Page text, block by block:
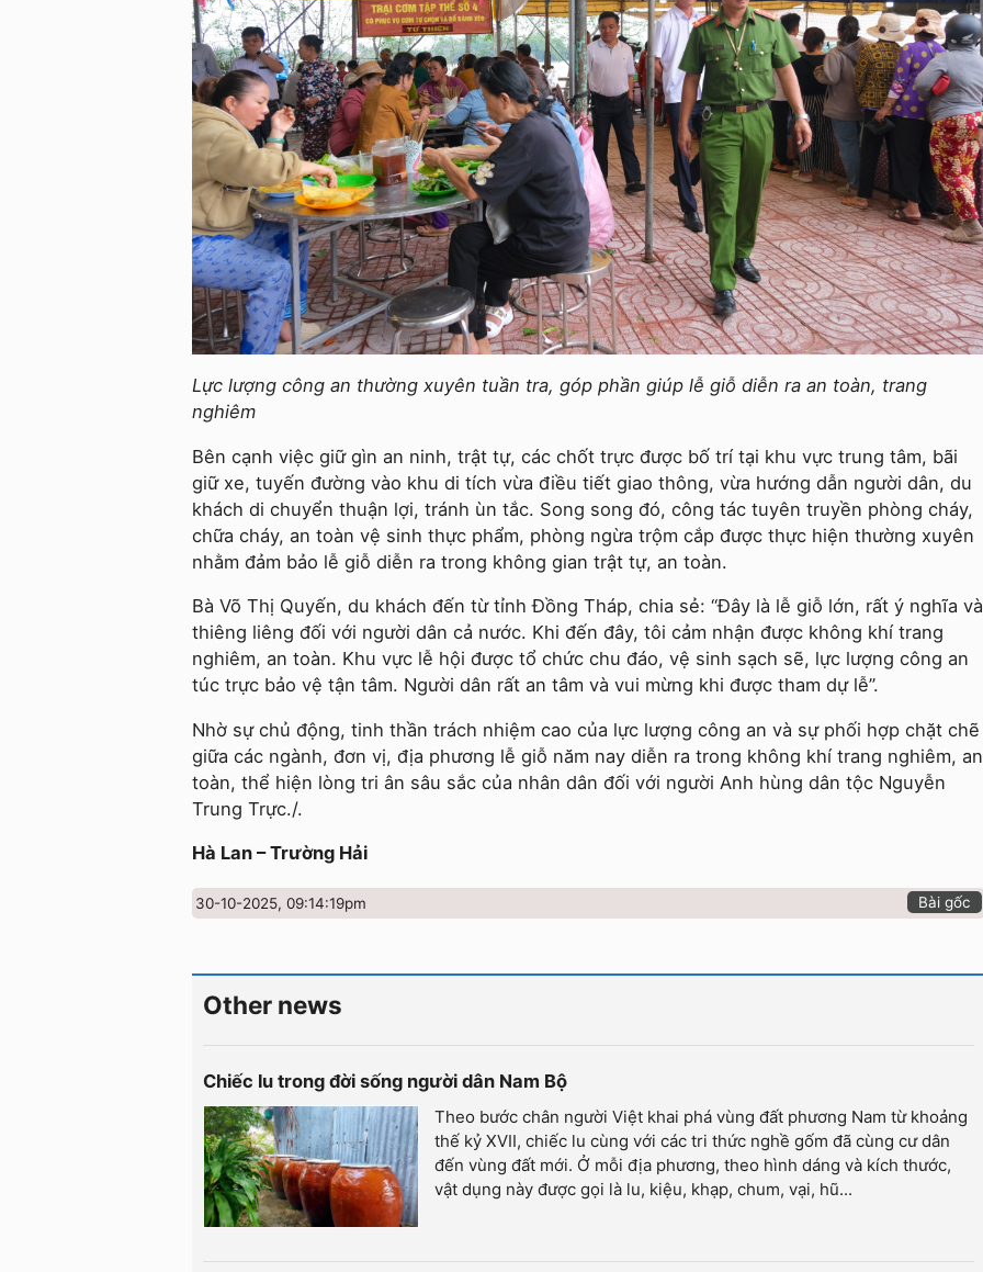
Lực lượng công an thường xuyên tuần tra, góp phần giúp lễ giỗ diễn ra an toàn, trang
nghiêm
Bên cạnh việc giữ gìn an ninh, trật tự, các chốt trực được bố trí tại khu vực trung tâm, bãi
giữ xe, tuyến đường vào khu di tích vừa điều tiết giao thông, vừa hướng dẫn người dân, du
khách di chuyển thuận lợi, tránh ùn tắc. Song song đó, công tác tuyên truyền phòng cháy,
chữa cháy, an toàn vệ sinh thực phẩm, phòng ngừa trộm cắp được thực hiện thường xuyên
nhằm đảm bảo lễ giỗ diễn ra trong không gian trật tự, an toàn.
Bà Võ Thị Quyến, du khách đến từ tỉnh Đồng Tháp, chia sẻ: “Đây là lễ giỗ lớn, rất ý nghĩa và
thiêng liêng đối với người dân cả nước. Khi đến đây, tôi cảm nhận được không khí trang
nghiêm, an toàn. Khu vực lễ hội được tổ chức chu đáo, vệ sinh sạch sẽ, lực lượng công an
túc trực bảo vệ tận tâm. Người dân rất an tâm và vui mừng khi được tham dự lễ”.
Nhờ sự chủ động, tinh thần trách nhiệm cao của lực lượng công an và sự phối hợp chặt chẽ
giữa các ngành, đơn vị, địa phương lễ giỗ năm nay diễn ra trong không khí trang nghiêm, an
toàn, thể hiện lòng tri ân sâu sắc của nhân dân đối với người Anh hùng dân tộc Nguyễn
Trung Trực./.
Hà Lan – Trường Hải
30-10-2025, 09:14:19pm Bài gốc
Other news
Chiếc lu trong đời sống người dân Nam Bộ
Theo bước chân người Việt khai phá vùng đất phương Nam từ khoảng
thế kỷ XVII, chiếc lu cùng với các tri thức nghề gốm đã cùng cư dân
đến vùng đất mới. Ở mỗi địa phương, theo hình dáng và kích thước,
vật dụng này được gọi là lu, kiệu, khạp, chum, vại, hũ...